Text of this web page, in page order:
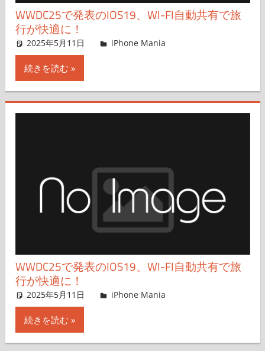
WWDC25で発表のIOS19、WI-FI自動共有で旅
行が快適に！
2025年5月11日 hato
iPhone Mania
続きを読む
WWDC25で発表のIOS19、WI-FI自動共有で旅
行が快適に！
2025年5月11日 hato
iPhone Mania
続きを読む